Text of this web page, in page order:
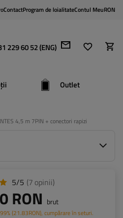
ContactProgram de loialitateContul MeuRON
229 60 52 (ENG)
Outlet
4,5 m 7PIN + conectori rapizi
5/5 (7 opinii)
RON brut
(21.83RON), cumpărare în seturi.